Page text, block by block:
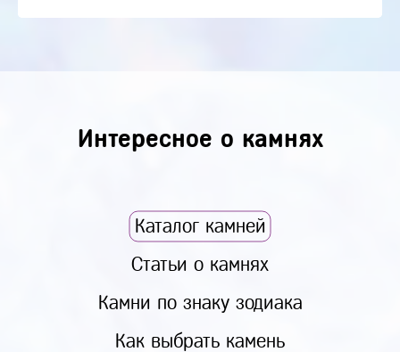
Интересное о камнях
Каталог камней
Статьи о камнях
Камни по знаку зодиака
Как выбрать камень